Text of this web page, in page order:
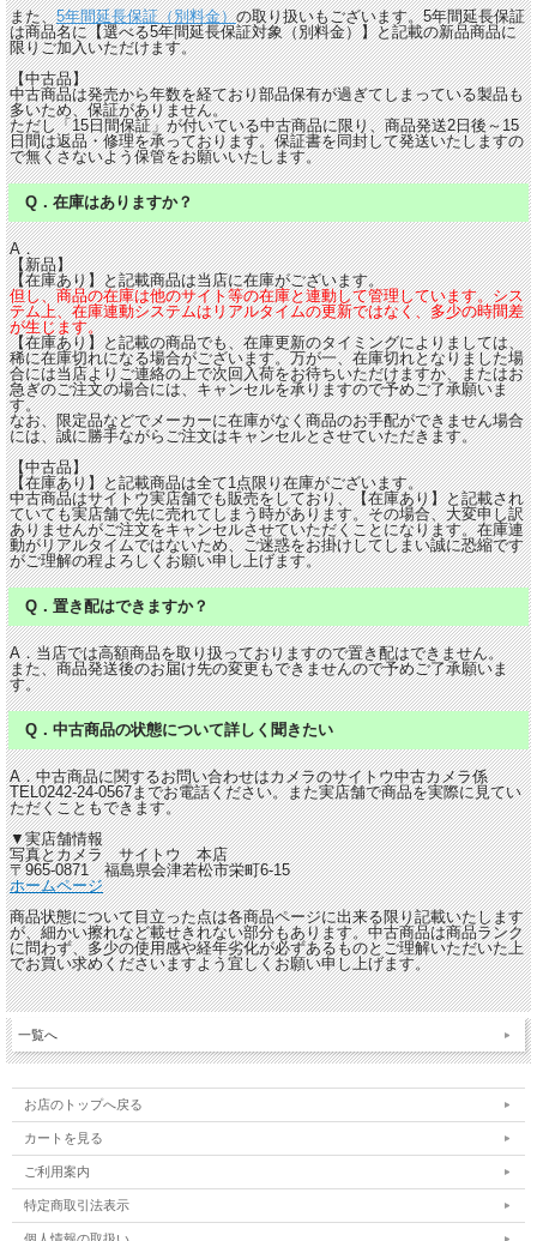
また、5年間延長保証（別料金）の取り扱いもございます。5年間延長保証
は商品名に【選べる5年間延長保証対象（別料金）】と記載の新品商品に
限りご加入いただけます。
【中古品】
中古商品は発売から年数を経ており部品保有が過ぎてしまっている製品も
多いため、保証がありません。
ただし「15日間保証」が付いている中古商品に限り、商品発送2日後～15
日間は返品・修理を承っております。保証書を同封して発送いたしますの
で無くさないよう保管をお願いいたします。
Q．在庫はありますか？
A．
【新品】
【在庫あり】と記載商品は当店に在庫がございます。
但し、商品の在庫は他のサイト等の在庫と連動して管理しています。シス
テム上、在庫連動システムはリアルタイムの更新ではなく、多少の時間差
が生じます。
【在庫あり】と記載の商品でも、在庫更新のタイミングによりましては、
稀に在庫切れになる場合がございます。万が一、在庫切れとなりました場
合には当店よりご連絡の上で次回入荷をお待ちいただけますか、またはお
急ぎのご注文の場合には、キャンセルを承りますので予めご了承願いま
す。
なお、限定品などでメーカーに在庫がなく商品のお手配ができません場合
には、誠に勝手ながらご注文はキャンセルとさせていただきます。
【中古品】
【在庫あり】と記載商品は全て1点限り在庫がございます。
中古商品はサイトウ実店舗でも販売をしており、【在庫あり】と記載され
ていても実店舗で先に売れてしまう時があります。その場合、大変申し訳
ありませんがご注文をキャンセルさせていただくことになります。在庫連
動がリアルタイムではないため、ご迷惑をお掛けしてしまい誠に恐縮です
がご理解の程よろしくお願い申し上げます。
Q．置き配はできますか？
A．当店では高額商品を取り扱っておりますので置き配はできません。
また、商品発送後のお届け先の変更もできませんので予めご了承願いま
す。
Q．中古商品の状態について詳しく聞きたい
A．中古商品に関するお問い合わせはカメラのサイトウ中古カメラ係
TEL0242-24-0567までお電話ください。また実店舗で商品を実際に見てい
ただくこともできます。
▼実店舗情報
写真とカメラ サイトウ 本店
〒965-0871 福島県会津若松市栄町6-15
ホームページ
商品状態について目立った点は各商品ページに出来る限り記載いたします
が、細かい擦れなど載せきれない部分もあります。中古商品は商品ランク
に問わず、多少の使用感や経年劣化が必ずあるものとご理解いただいた上
でお買い求めくださいますよう宜しくお願い申し上げます。
一覧へ
お店のトップへ戻る
カートを見る
ご利用案内
特定商取引法表示